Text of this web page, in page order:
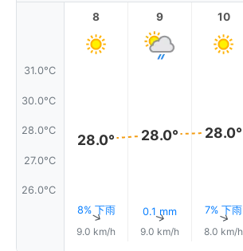
31.0°C
30.0°C
28.0°C
27.0°C
26.0°C
8
28.0°
8% 下雨
↑
9.0 km/h
9
28.0°
0.1 mm
↑
9.0 km/h
10
28.0°
7% 下雨
↑
8.0 km/h